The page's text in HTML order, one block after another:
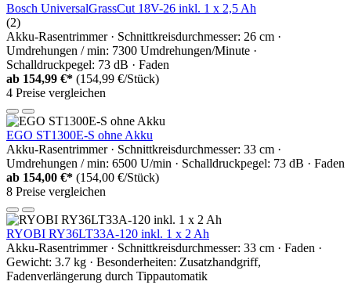
Bosch UniversalGrassCut 18V-26 inkl. 1 x 2,5 Ah
(2)
Akku-Rasentrimmer · Schnittkreisdurchmesser: 26 cm ·
Umdrehungen / min: 7300 Umdrehungen/Minute ·
Schalldruckpegel: 73 dB · Faden
ab 154,99 €* (154,99 €/Stück)
4 Preise vergleichen
EGO ST1300E-S ohne Akku
Akku-Rasentrimmer · Schnittkreisdurchmesser: 33 cm ·
Umdrehungen / min: 6500 U/min · Schalldruckpegel: 73 dB · Faden
ab 154,00 €* (154,00 €/Stück)
8 Preise vergleichen
RYOBI RY36LT33A-120 inkl. 1 x 2 Ah
Akku-Rasentrimmer · Schnittkreisdurchmesser: 33 cm · Faden ·
Gewicht: 3.7 kg · Besonderheiten: Zusatzhandgriff,
Fadenverlängerung durch Tippautomatik